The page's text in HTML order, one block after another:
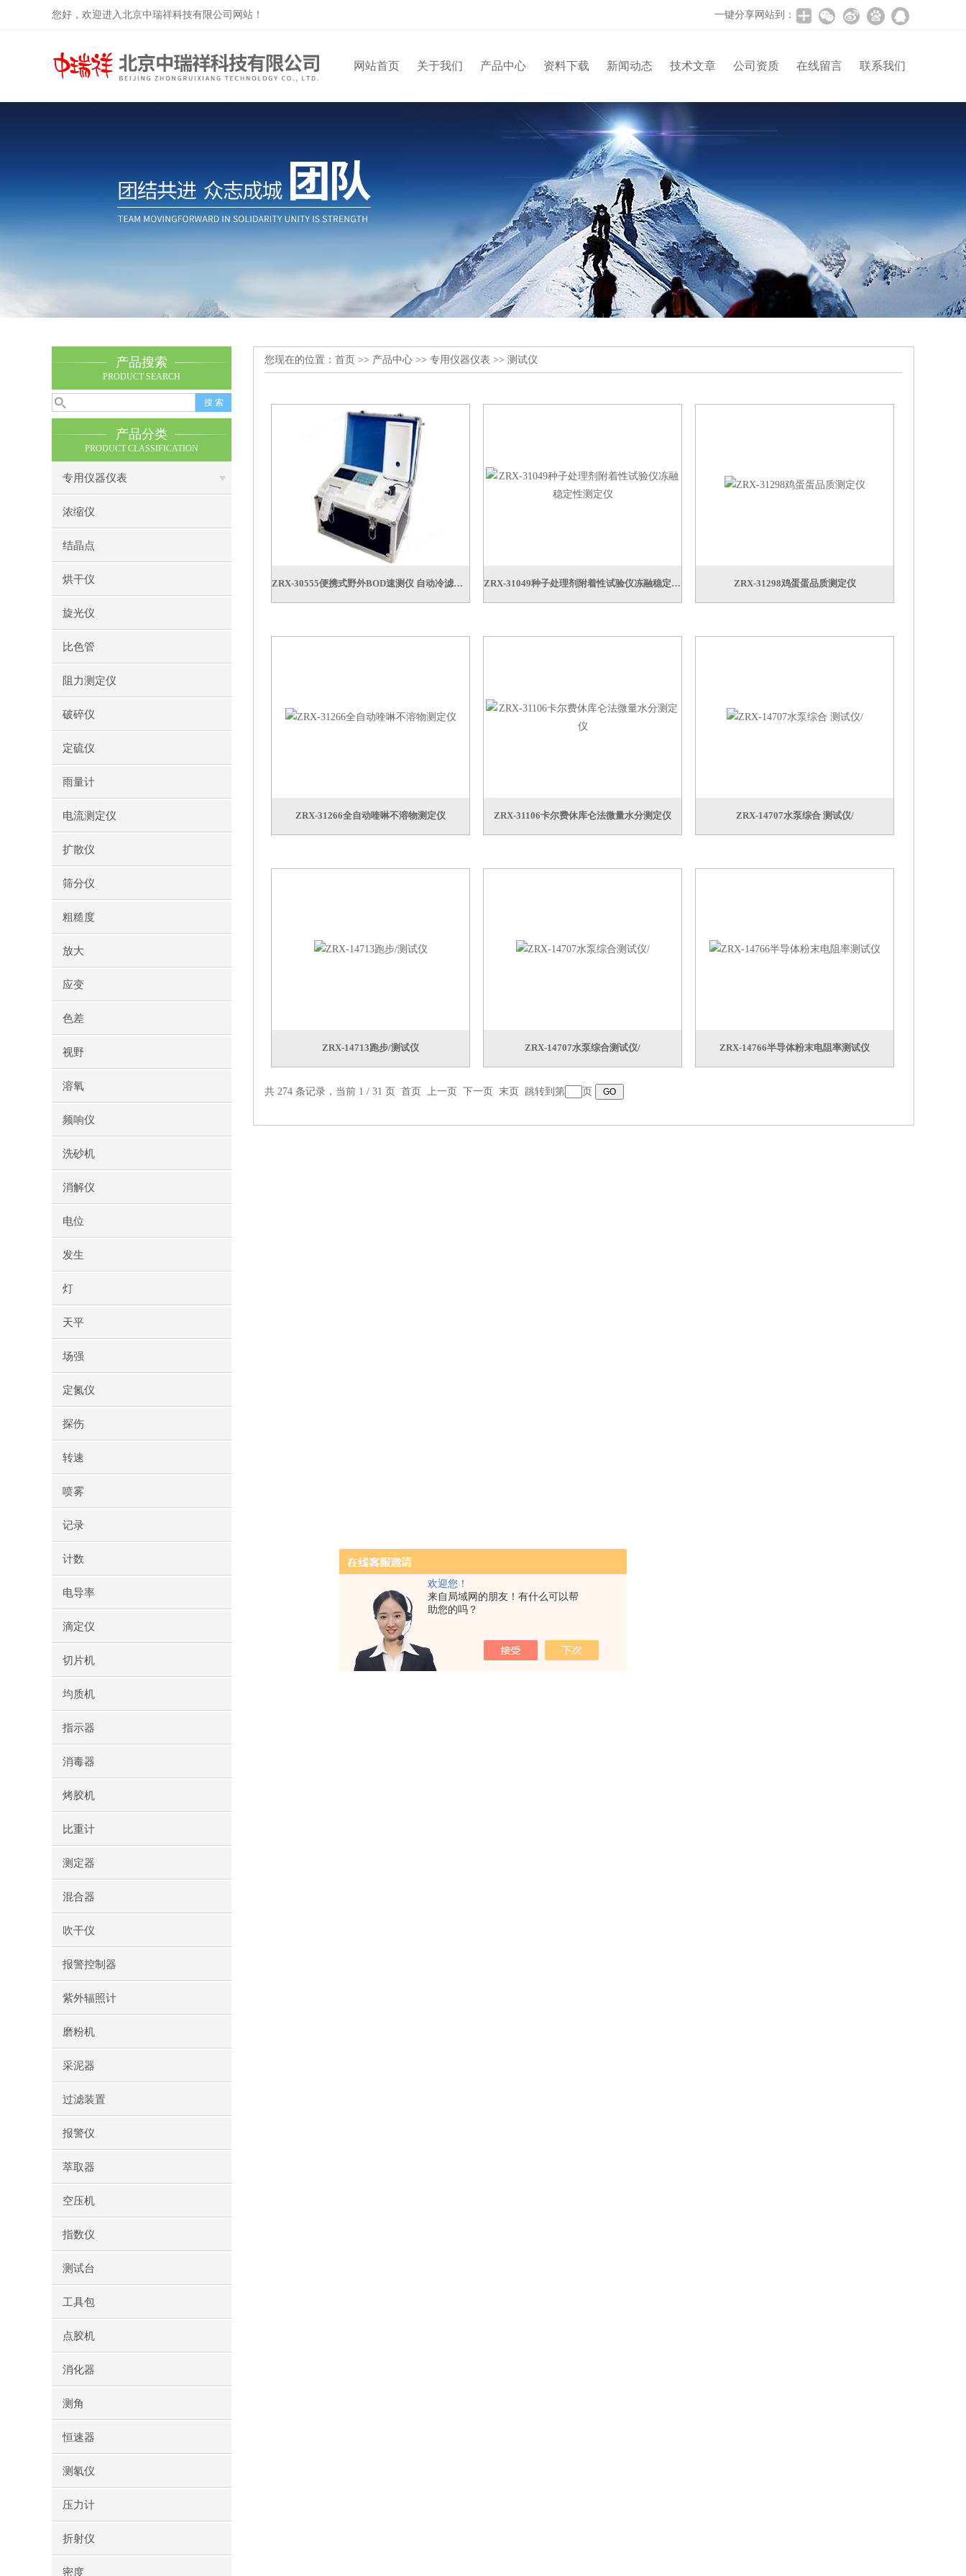
欢迎您！
来自局域网的朋友！有什么可以帮
助您的吗？
您好，欢迎进入北京中瑞祥科技有限公司网站！ 一键分享网站到：
网站首页 关于我们 产品中心 资料下载 新闻动态 技术文章 公司资质 在线留言 联系我们
产品搜索
PRODUCT SEARCH
产品分类
PRODUCT CLASSIFICATION
专用仪器仪表
浓缩仪
结晶点
烘干仪
旋光仪
比色管
阻力测定仪
破碎仪
定硫仪
雨量计
电流测定仪
扩散仪
筛分仪
粗糙度
放大
应变
色差
视野
溶氧
频响仪
洗砂机
消解仪
电位
发生
灯
天平
场强
定氮仪
探伤
转速
喷雾
记录
计数
电导率
滴定仪
切片机
均质机
指示器
消毒器
烤胶机
比重计
测定器
混合器
吹干仪
报警控制器
紫外辐照计
磨粉机
采泥器
过滤装置
报警仪
萃取器
空压机
指数仪
测试台
工具包
点胶机
消化器
测角
恒速器
测氡仪
压力计
折射仪
密度
您现在的位置： 首页 >> 产品中心 >> 专用仪器仪表 >> 测试仪
ZRX-30555便携式野外BOD速测仪 自动冷滤点测定仪 ZRX-31049种子处理剂附着性试验仪冻融稳定性测定仪 ZRX-31298鸡蛋蛋品质测定仪
ZRX-31266全自动喹啉不溶物测定仪 ZRX-31106卡尔费休库仑法微量水分测定仪 ZRX-14707水泵综合 测试仪/
ZRX-14713跑步/测试仪 ZRX-14707水泵综合测试仪/ ZRX-14766半导体粉末电阻率测试仪
共 274 条记录，当前 1 / 31 页 首页 上一页 下一页 末页 跳转到第 页